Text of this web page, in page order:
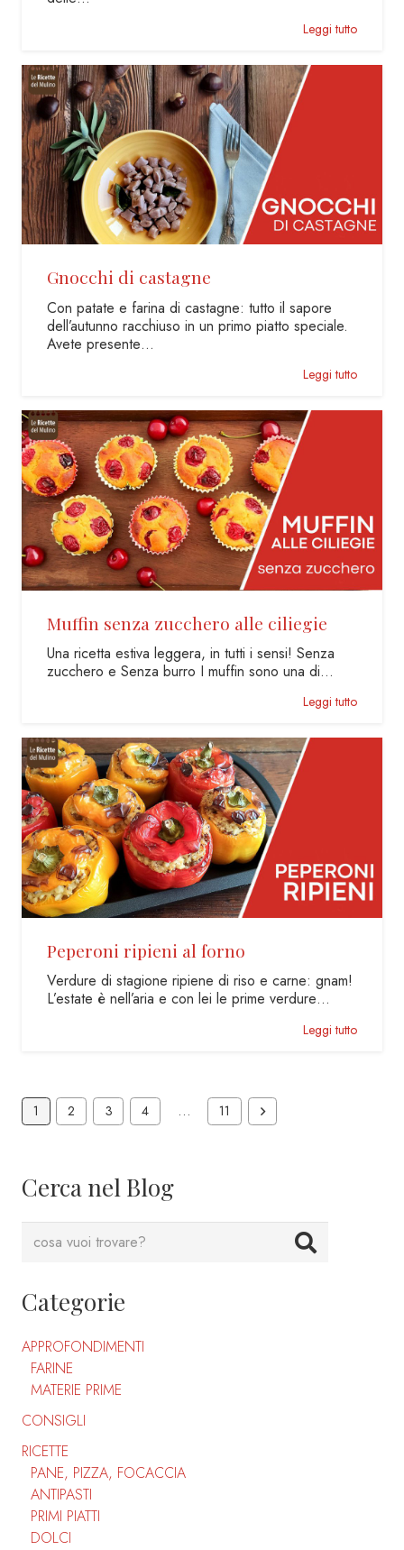
Cerca nel Blog
Categorie
APPROFONDIMENTI
FARINE
MATERIE PRIME
CONSIGLI
RICETTE
PANE, PIZZA, FOCACCIA
ANTIPASTI
PRIMI PIATTI
DOLCI
Leggi tutto
Gnocchi di castagne
Con patate e farina di castagne: tutto il sapore
dell’autunno racchiuso in un primo piatto speciale.
Avete presente…
Leggi tutto
Muffin senza zucchero alle ciliegie
Una ricetta estiva leggera, in tutti i sensi! Senza
zucchero e Senza burro I muffin sono una di…
Leggi tutto
Peperoni ripieni al forno
Verdure di stagione ripiene di riso e carne: gnam!
L’estate è nell’aria e con lei le prime verdure…
Leggi tutto
1 2 3 4 … 11